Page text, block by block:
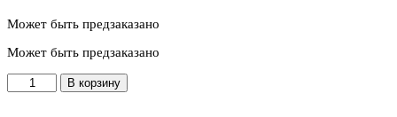
Может быть предзаказано
Может быть предзаказано
Количество
товара
В корзину